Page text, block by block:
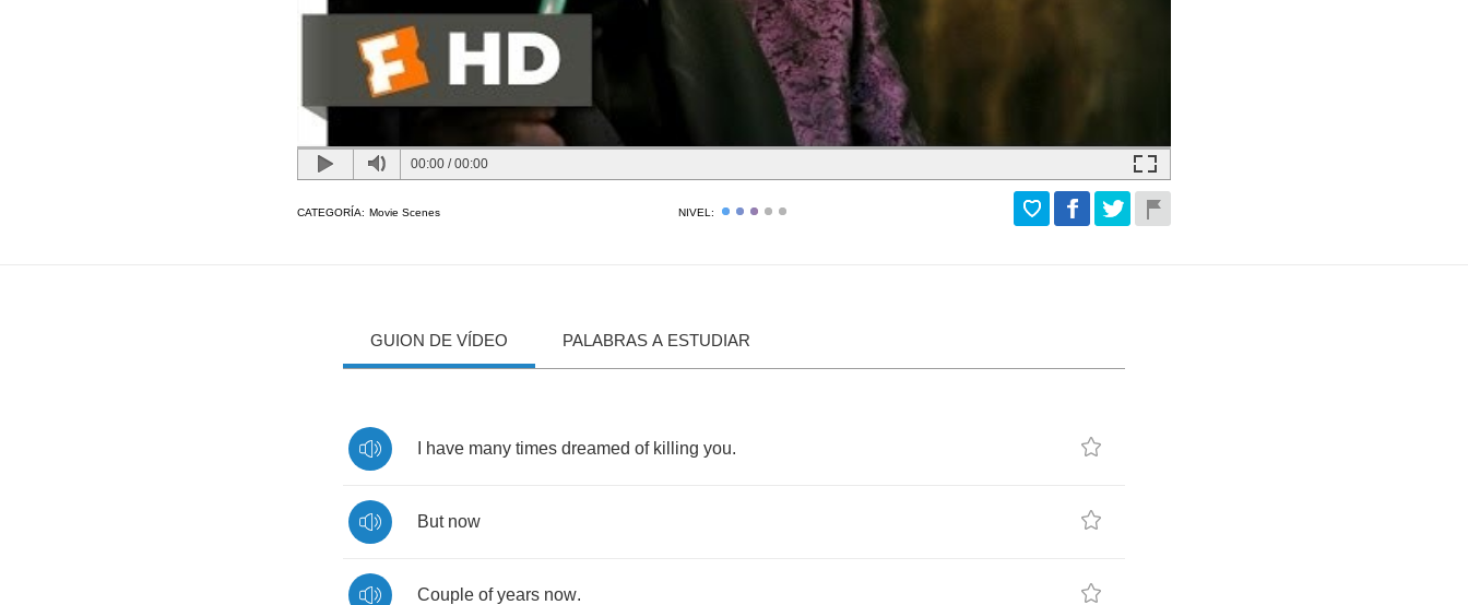
00:00 /00:00
CATEGORÍA: Movie Scenes NIVEL:
GUION DE VÍDEO PALABRAS A ESTUDIAR
have many times dreamed of killing you.
But now
Couple of years now.